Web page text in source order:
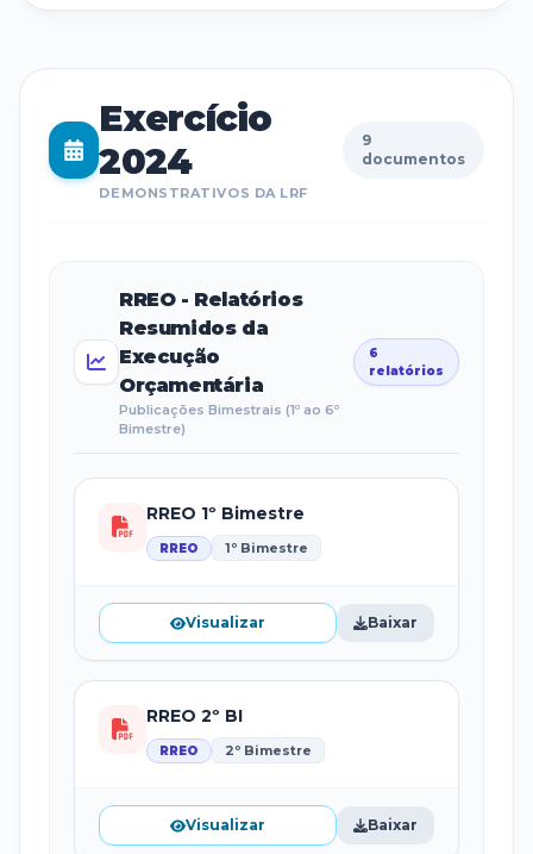
Exercício
2024
DEMONSTRATIVOS DA LRF
9
documentos
RREO - Relatórios
Resumidos da
Execução
Orçamentária
Publicações Bimestrais (1º ao 6º
Bimestre)
6
relatórios
RREO 1º Bimestre
RREO 1º Bimestre
Visualizar Baixar
RREO 2º BI
RREO 2º Bimestre
Visualizar Baixar